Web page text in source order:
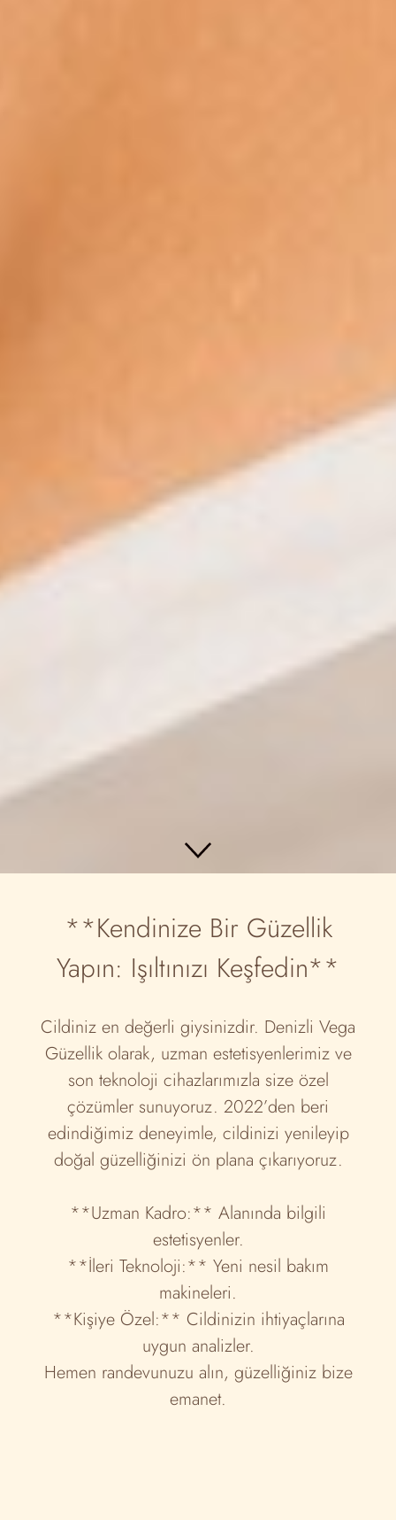
**Kendinize Bir Güzellik
Yapın: Işıltınızı Keşfedin**
Cildiniz en değerli giysinizdir. Denizli Vega
Güzellik olarak, uzman estetisyenlerimiz ve
son teknoloji cihazlarımızla size özel
çözümler sunuyoruz. 2022’den beri
edindiğimiz deneyimle, cildinizi yenileyip
doğal güzelliğinizi ön plana çıkarıyoruz.
**Uzman Kadro:** Alanında bilgili
estetisyenler.
**İleri Teknoloji:** Yeni nesil bakım
makineleri.
**Kişiye Özel:** Cildinizin ihtiyaçlarına
uygun analizler.
Hemen randevunuzu alın, güzelliğiniz bize
emanet.